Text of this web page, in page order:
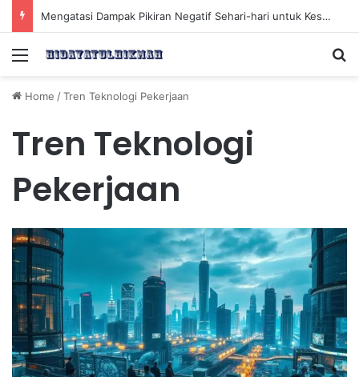
Kebiasaan Sehat Sebelum Tidur untuk Meningkatkan Kesehatan Tubuh Keesokan Harinya
Menu
Home /Tren Teknologi Pekerjaan
Tren Teknologi
Pekerjaan